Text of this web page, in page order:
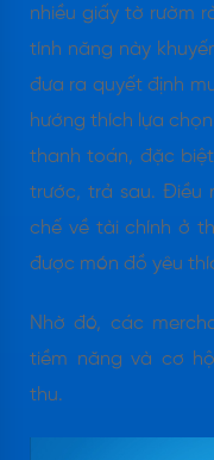
nhiều giấy tờ rườm
tính năng này
đưa ra quyết định
hướng thích lựa
thanh toán, đặc
trước, trả sau. Điều
chế về tài chính ở
được món đồ yêu
Nhờ đó, các
tiềm năng và cơ
thu.